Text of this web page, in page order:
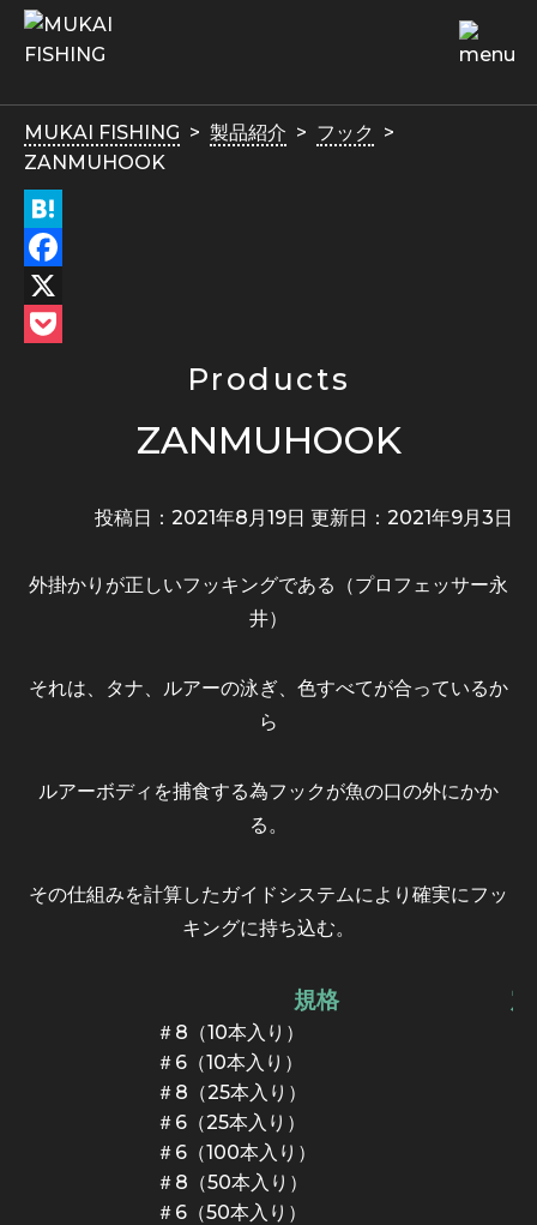
MUKAI FISHING 製品紹介
フック
ZANMUHOOK
Hatena
Facebook
X
Products
ZANMUHOOK
投稿日：2021年8月19日 更新日： 2021年9月3日
外掛かりが正しいフッキングである（プロフェッサー永
井）
それは、タナ、ルアーの泳ぎ、色すべてが合っているか
ら
ルアーボディを捕食する為フックが魚の口の外にかか
る。
その仕組みを計算したガイドシステムにより確実にフッ
キングに持ち込む。
規格
＃8（10本入り）
＃6（10本入り）
＃8（25本入り）
＃6（25本入り）
＃6（100本入り）
＃8（50本入り）
＃6（50本入り）